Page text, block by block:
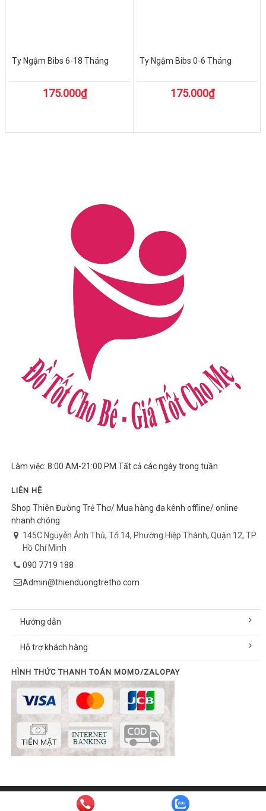
Ty Ngậm Bibs 6-18 Tháng
175.000₫
Ty Ngậm Bibs 0-6 Tháng
175.000₫
Làm việc: 8:00 AM-21:00 PM Tất cả các ngày trong tuần
LIÊN HỆ
Shop Thiên Đường Trẻ Thơ/ Mua hàng đa kênh offline/ online
nhanh chóng
145C Nguyễn Ảnh Thủ, Tổ 14, Phường Hiệp Thành, Quận 12, TP.
Hồ Chí Minh
090 7719 188
Admin@thienduongtretho.com
Hướng dẫn
Hỗ trợ khách hàng
HÌNH THỨC THANH TOÁN MOMO/ZALOPAY
© Bản quyền thuộc về thienduongtretho.com | Cung cấp bởi